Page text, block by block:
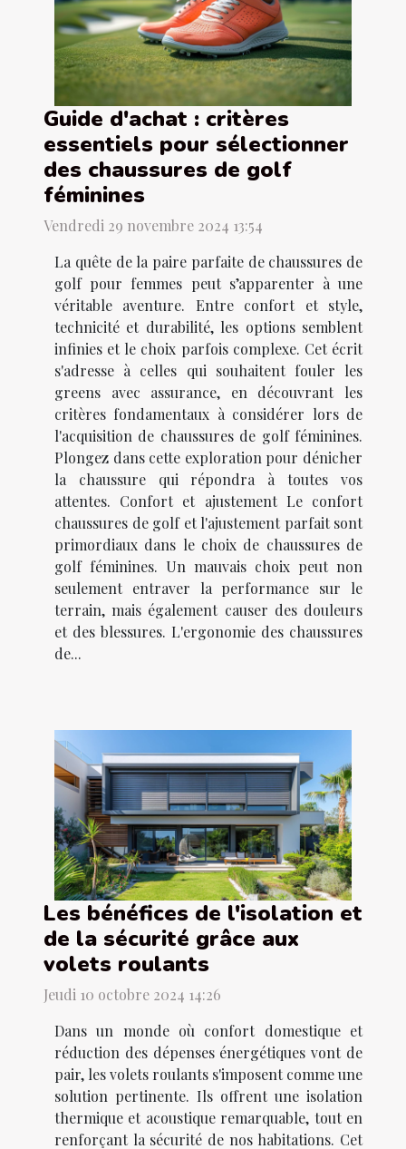
Guide d'achat : critères
essentiels pour sélectionner
des chaussures de golf
féminines
Vendredi 29 novembre 2024 13:54
La quête de la paire parfaite de chaussures de
golf pour femmes peut s’apparenter à une
véritable aventure. Entre confort et style,
technicité et durabilité, les options semblent
infinies et le choix parfois complexe. Cet écrit
s'adresse à celles qui souhaitent fouler les
greens avec assurance, en découvrant les
critères fondamentaux à considérer lors de
l'acquisition de chaussures de golf féminines.
Plongez dans cette exploration pour dénicher
la chaussure qui répondra à toutes vos
attentes. Confort et ajustement Le confort
chaussures de golf et l'ajustement parfait sont
primordiaux dans le choix de chaussures de
golf féminines. Un mauvais choix peut non
seulement entraver la performance sur le
terrain, mais également causer des douleurs
et des blessures. L'ergonomie des chaussures
de...
Les bénéfices de l'isolation et
de la sécurité grâce aux
volets roulants
Jeudi 10 octobre 2024 14:26
Dans un monde où confort domestique et
réduction des dépenses énergétiques vont de
pair, les volets roulants s'imposent comme une
solution pertinente. Ils offrent une isolation
thermique et acoustique remarquable, tout en
renforçant la sécurité de nos habitations. Cet